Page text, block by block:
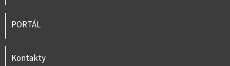
PORTÁL
Kontakty